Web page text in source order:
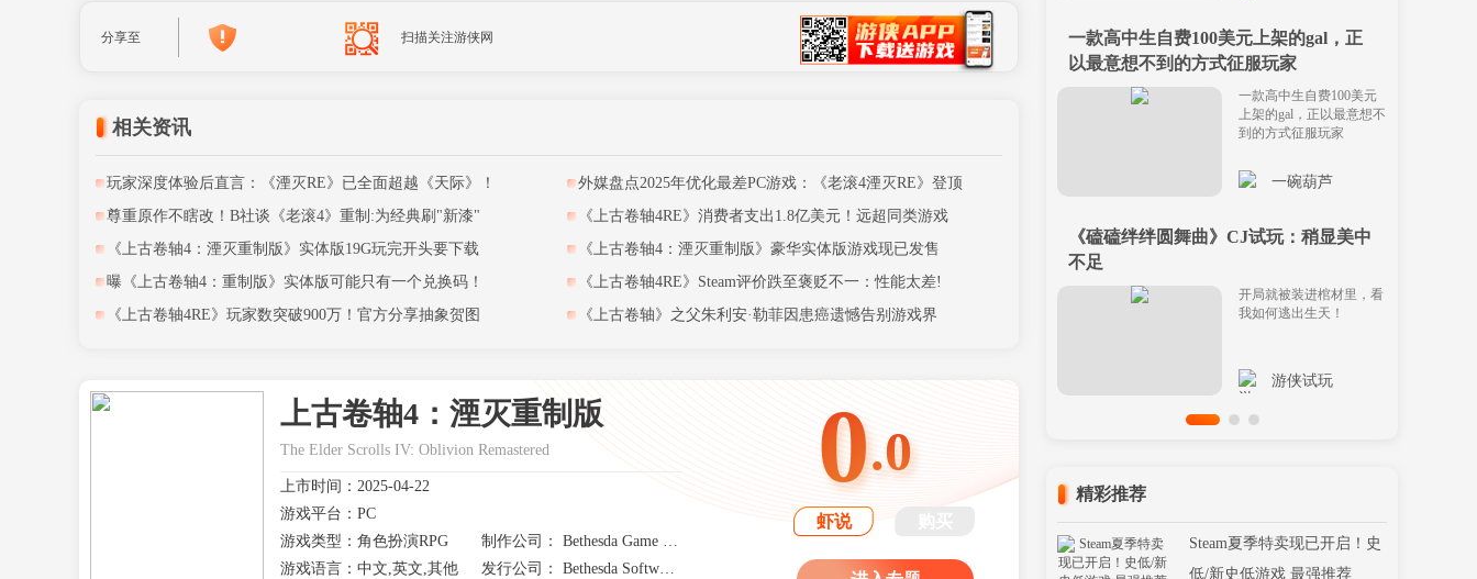
分享至 扫描关注游侠网
相关资讯
玩家深度体验后直言：《湮灭RE》已全面超越《天际》！
外媒盘点2025年优化最差PC游戏：《老滚4湮灭RE》登顶
尊重原作不瞎改！B社谈《老滚4》重制:为经典刷"新漆"
《上古卷轴4RE》消费者支出1.8亿美元！远超同类游戏
《上古卷轴4：湮灭重制版》实体版19G玩完开头要下载
《上古卷轴4：湮灭重制版》豪华实体版游戏现已发售
曝《上古卷轴4：重制版》实体版可能只有一个兑换码！
《上古卷轴4RE》Steam评价跌至褒贬不一：性能太差!
《上古卷轴4RE》玩家数突破900万！官方分享抽象贺图
《上古卷轴》之父朱利安·勒菲因患癌遗憾告别游戏界
上古卷轴4：湮灭重制版
The Elder Scrolls IV: Oblivion Remastered
上市时间：2025-04-22
游戏平台：PC
游戏类型：角色扮演RPG
制作公司： Bethesda Game Studios, Virtuos
游戏语言：中文,英文,其他
发行公司： Bethesda Softworks
0.0
虾说
一款高中生自费100美元上架的gal，正
以最意想不到的方式征服玩家
一款高中生自费100美元
上架的gal，正以最意想不
到的方式征服玩家
一碗葫芦
《磕磕绊绊圆舞曲》CJ试玩：稍显美中
不足
开局就被装进棺材里，看
我如何逃出生天！
游侠试玩
精彩推荐
Steam夏季特卖现已开启！史
低/新史低游戏 最强推荐